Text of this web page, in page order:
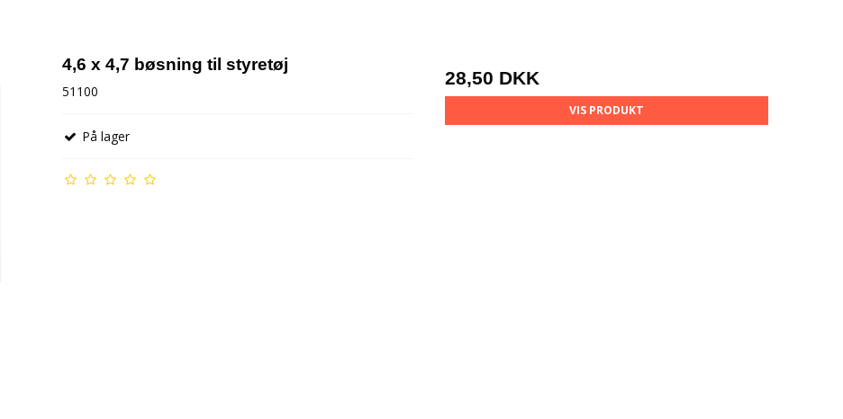
4,6 x 4,7 bøsning til styretøj
51100
På lager
28,50 DKK
VIS PRODUKT